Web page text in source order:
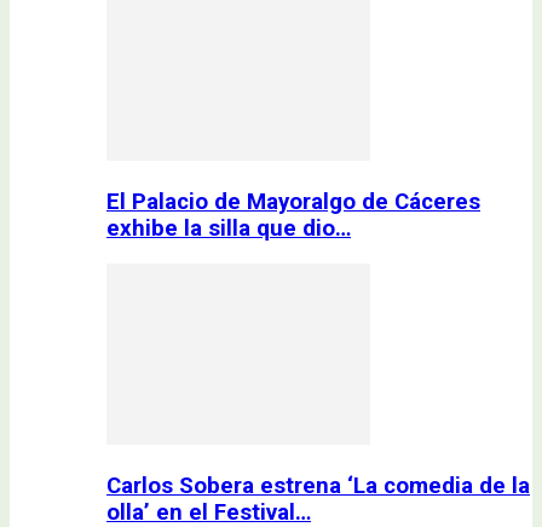
El Palacio de Mayoralgo de Cáceres
exhibe la silla que dio…
Carlos Sobera estrena ‘La comedia de la
olla’ en el Festival…